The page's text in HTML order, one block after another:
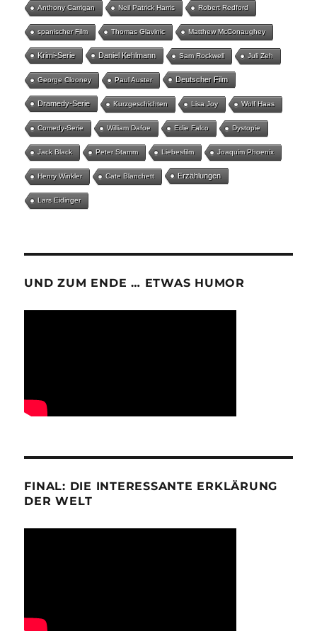
Anthony Carrigan Neil Patrick Harris Robert Redford
spanischer Film Thomas Glavinic Matthew McConaughey
Krimi-Serie Daniel Kehlmann Sam Rockwell Juli Zeh
George Clooney Paul Auster Deutscher Film
Dramedy-Serie Kurzgeschichten Lisa Joy Wolf Haas
Comedy-Serie William Dafoe Edie Falco Dystopie
Jack Black Peter Stamm Liebesfilm Joaquim Phoenix
Henry Winkler Cate Blanchett Erzählungen
Lars Eidinger
UND ZUM ENDE … ETWAS HUMOR
FINAL: DIE INTERESSANTE ERKLÄRUNG
DER WELT